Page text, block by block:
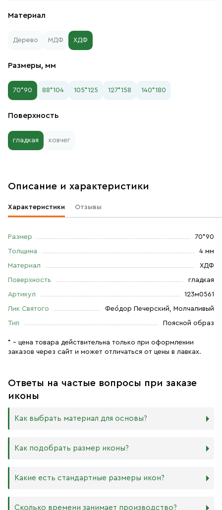
Материал
Дерево МДФ ХДФ
Размеры, мм
70*90 88*104 105*125 127*158 140*180
Поверхность
гладкая ковчег
Описание и характеристики
Характеристики Отзывы
Размер 70*90
Толщина 4 мм
Материал ХДФ
Поверхность гладкая
Артикул 123м0561
Лик Святого Фео́дор Печерский, Молчаливый
Тип Поясной образ
* – цена товара действительна только при оформлении
заказов через сайт и может отличаться от цены в лавках.
Ответы на частые вопросы при заказе
иконы
Как выбрать материал для основы?
Мы изготавливаем иконы на трёх разных видах досок:
МДФ. Ламинированная древесно-стружечная плита —
Как подобрать размер иконы?
Никаких строгих правил по тому, какого размера
иконостас, можно ориентироваться на него.
Какие есть стандартные размеры икон?
Сколько времени занимает производство?